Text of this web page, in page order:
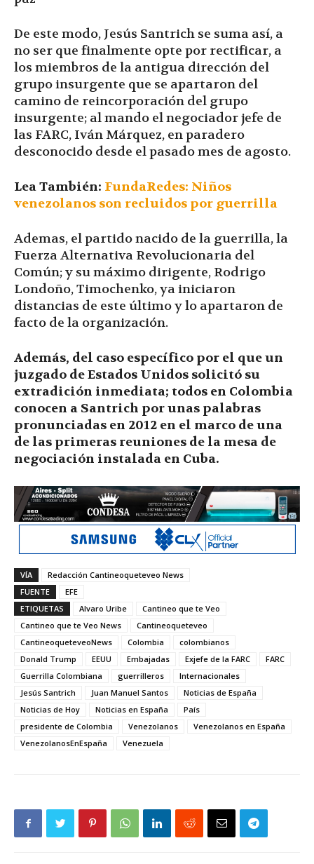
De este modo, Jesús Santrich se suma así, a
no ser que finalmente opte por rectificar, a
los miembros de la antigua dirección del
grupo insurgente que se apartaron del
camino de reincorporación del grupo
insurgente; al mando el negociador jefe de
las FARC, Iván Márquez, en paradero
desconocido desde el pasado mes de agosto.
Lea También: FundaRedes: Niños
venezolanos son recluidos por guerrilla
Ademas, el partido nacido de la guerrilla, la
Fuerza Alternativa Revolucionaria del
Común; y su máximo dirigente, Rodrigo
Londoño, Timochenko, ya iniciaron
distancias de este último y lo apartaron de
facto de la organización.
Además, del caso específico por el que un
juzgado de Estados Unidos solicitó su
extradición inmediata; todos en Colombia
conocen a Santrich por unas palabras
pronunciadas en 2012 en el marco de una
de las primeras reuniones de la mesa de
negociación instalada en Cuba.
VÍA
Redacción Cantineoqueteveo News
FUENTE
EFE
ETIQUETAS
Alvaro Uribe
Cantineo que te Veo
Cantineo que te Veo News
Cantineoqueteveo
CantineoqueteveoNews
Colombia
colombianos
Donald Trump
EEUU Embajadas Exjefe de la FARC
FARC
Guerrilla Colombiana
guerrilleros
Internacionales
Jesús Santrich
Juan Manuel Santos
Noticias de España
Noticias de Hoy
Noticias en España
País
presidente de Colombia
Venezolanos
Venezolanos en España
VenezolanosEnEspaña
Venezuela